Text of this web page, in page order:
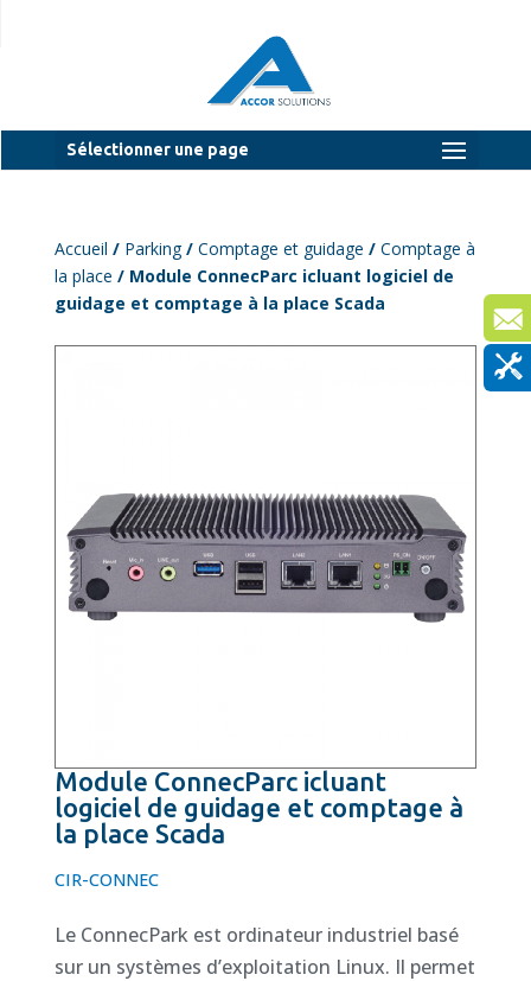
Sélectionner une page
Accueil / Parking/ Comptage et guidage / Comptage à
la place / Module ConnecParc icluant logiciel de
guidage et comptage à la place Scada
Module ConnecParc icluant
logiciel de guidage et comptage à
la place Scada
CIR-CONNEC
Le ConnecPark est ordinateur industriel basé
sur un systèmes d’exploitation Linux. Il permet